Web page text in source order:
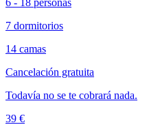
7 dormitorios
14 camas
Cancelación gratuita
Todavía no se te cobrará nada.
39 €